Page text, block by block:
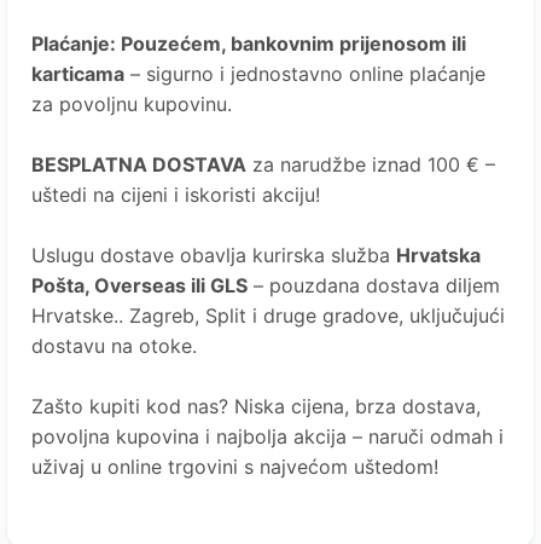
Plaćanje: Pouzećem, bankovnim prijenosom ili
karticama – sigurno i jednostavno online plaćanje
za povoljnu kupovinu.
BESPLATNA DOSTAVA za narudžbe iznad 100 € –
uštedi na cijeni i iskoristi akciju!
Uslugu dostave obavlja kurirska služba Hrvatska
Pošta, Overseas ili GLS – pouzdana dostava diljem
Hrvatske.. Zagreb, Split i druge gradove, uključujući
dostavu na otoke.
Zašto kupiti kod nas? Niska cijena, brza dostava,
povoljna kupovina i najbolja akcija – naruči odmah i
uživaj u online trgovini s najvećom uštedom!